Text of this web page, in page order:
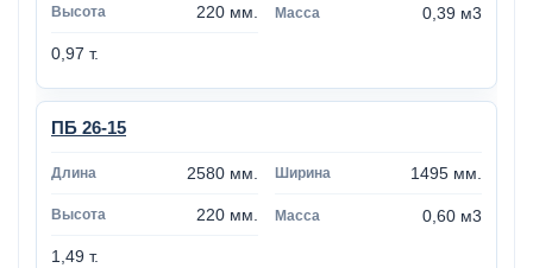
220 мм. 0,39 м3
0,97 т.
ПБ 26-15
2580 мм. 1495 мм.
220 мм. 0,60 м3
1,49 т.